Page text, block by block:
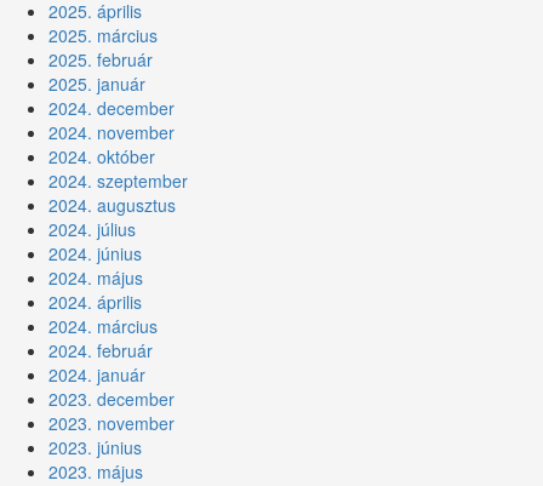
2025. április
2025. március
2025. február
2025. január
2024. december
2024. november
2024. október
2024. szeptember
2024. augusztus
2024. július
2024. június
2024. május
2024. április
2024. március
2024. február
2024. január
2023. december
2023. november
2023. június
2023. május